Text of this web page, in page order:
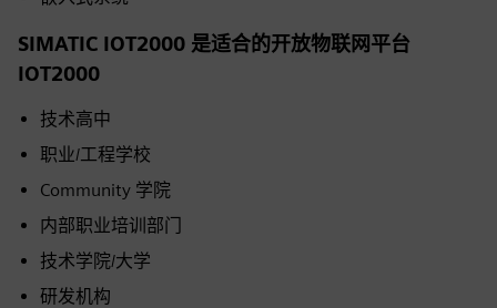
SIMATIC IOT2000 是适合的开放物联网平台
IOT2000
技术高中
职业/工程学校
Community 学院
内部职业培训部门
技术学院/大学
研发机构